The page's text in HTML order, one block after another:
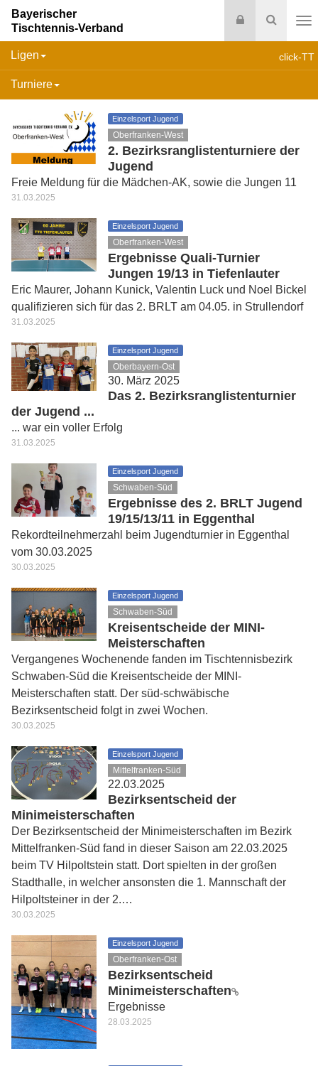
Suche
Login
Bayerischer
Tischtennis-Verband
click-TT
Ligen
Turniere
Einzelsport Jugend
Oberfranken-West
2. Bezirksranglistenturniere der
Jugend
Freie Meldung für die Mädchen-AK, sowie die Jungen 11
31.03.2025
Einzelsport Jugend
Oberfranken-West
Ergebnisse Quali-Turnier
Jungen 19/13 in Tiefenlauter
Eric Maurer, Johann Kunick, Valentin Luck und Noel Bickel
qualifizieren sich für das 2. BRLT am 04.05. in Strullendorf
31.03.2025
Einzelsport Jugend
Oberbayern-Ost
30. März 2025
Das 2. Bezirksranglistenturnier
der Jugend ...
... war ein voller Erfolg
31.03.2025
Einzelsport Jugend
Schwaben-Süd
Ergebnisse des 2. BRLT Jugend
19/15/13/11 in Eggenthal
Rekordteilnehmerzahl beim Jugendturnier in Eggenthal
vom 30.03.2025
30.03.2025
Einzelsport Jugend
Schwaben-Süd
Kreisentscheide der MINI-
Meisterschaften
Vergangenes Wochenende fanden im Tischtennisbezirk
Schwaben-Süd die Kreisentscheide der MINI-
Meisterschaften statt. Der süd-schwäbische
Bezirksentscheid folgt in zwei Wochen.
30.03.2025
Einzelsport Jugend
Mittelfranken-Süd
22.03.2025
Bezirksentscheid der
Minimeisterschaften
Der Bezirksentscheid der Minimeisterschaften im Bezirk
Mittelfranken-Süd fand in dieser Saison am 22.03.2025
beim TV Hilpoltstein statt. Dort spielten in der großen
Stadthalle, in welcher ansonsten die 1. Mannschaft der
Hilpoltsteiner in der 2.…
30.03.2025
Einzelsport Jugend
Oberfranken-Ost
Bezirksentscheid
Minimeisterschaften
Ergebnisse
28.03.2025